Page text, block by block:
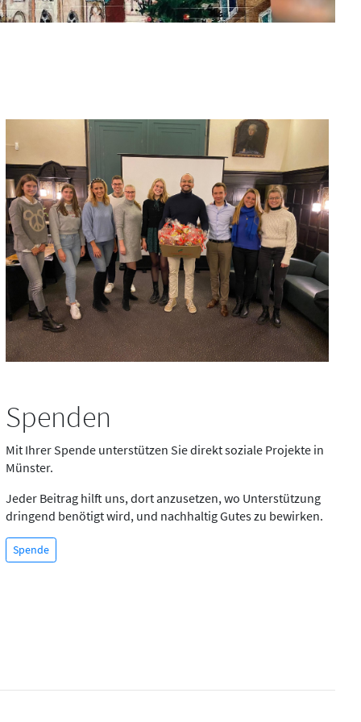
Spenden
Mit Ihrer Spende unterstützen Sie direkt soziale Projekte in
Münster.
Jeder Beitrag hilft uns, dort anzusetzen, wo Unterstützung
dringend benötigt wird, und nachhaltig Gutes zu bewirken.
Spende